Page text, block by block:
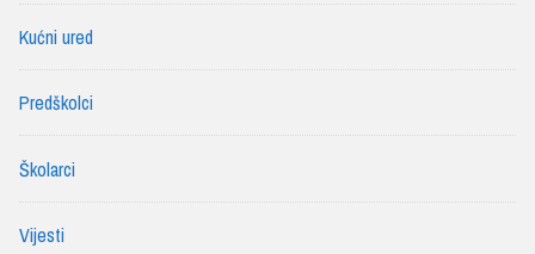
Kućni ured
Predškolci
Školarci
Vijesti